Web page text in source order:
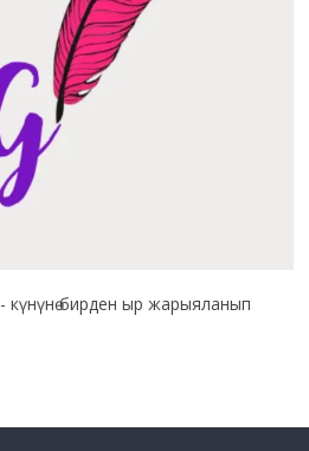
- күнүнө бирден ыр жарыяланып